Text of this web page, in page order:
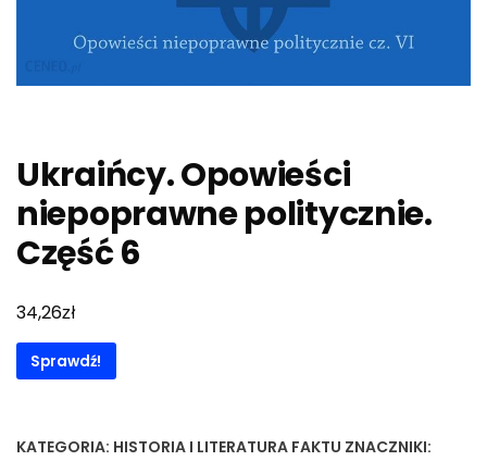
Ukraińcy. Opowieści
niepoprawne politycznie.
Część 6
34,26zł
Sprawdź!
KATEGORIA: HISTORIA I LITERATURA FAKTU ZNACZNIKI: